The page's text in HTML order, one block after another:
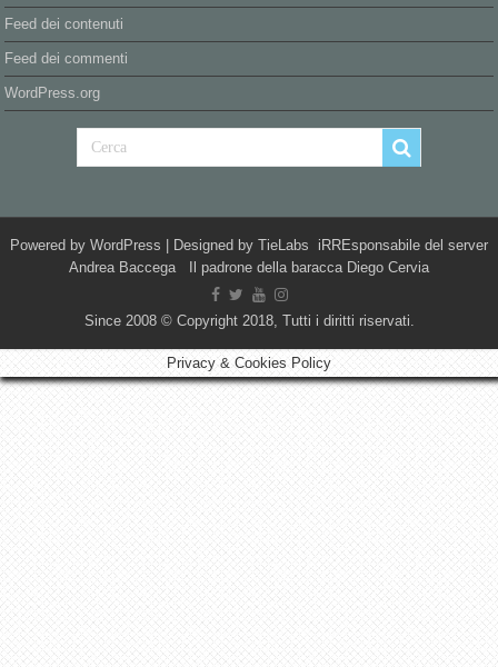
Feed dei contenuti
Feed dei commenti
WordPress.org
Powered by WordPress | Designed by TieLabs iRREsponsabile del server
Andrea Baccega Il padrone della baracca Diego Cervia
Since 2008 © Copyright 2018, Tutti i diritti riservati.
Privacy & Cookies Policy